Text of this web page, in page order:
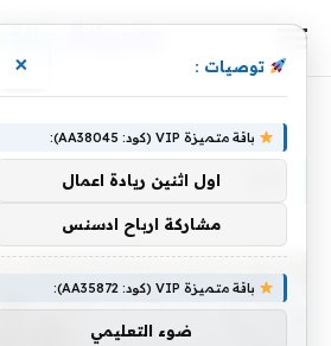
توصيات : ×
باقة متميزة VIP (كود: AA38045):
اول اثنين ريادة اعمال
مشاركة ارباح ادسنس
باقة متميزة VIP (كود: AA35872):
ضوء التعليمي